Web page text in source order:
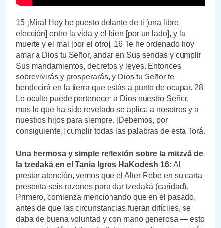
15 ¡Mira! Hoy he puesto delante de ti [una libre
elección] entre la vida y el bien [por un lado], y la
muerte y el mal [por el otro]. 16 Te he ordenado hoy
amar a Dios tu Señor, andar en Sus sendas y cumplir
Sus mandamientos, decretos y leyes. Entonces
sobrevivirás y prosperarás, y Dios tu Señor te
bendecirá en la tierra que estás a punto de ocupar. 28
Lo oculto puede pertenecer a Dios nuestro Señor,
mas lo que ha sido revelado se aplica a nosotros y a
nuestros hijos para siempre. [Debemos, por
consiguiente,] cumplir todas las palabras de esta Torá.
Una hermosa y simple reflexión sobre la mitzvá de
la tzedaká en el Tania Igros HaKodesh 16: Al
prestar atención, vemos que el Alter Rebe en su carta
presenta seis razones para dar tzedaká (caridad).
Primero, comienza mencionando que en el pasado,
antes de que las circunstancias fueran difíciles, se
daba de buena voluntad y con mano generosa — esto